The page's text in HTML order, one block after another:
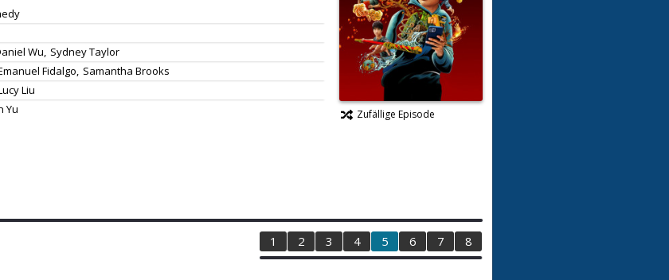
Wu, Sydney Taylor
Fidalgo, Samantha Brooks
Liu
Yu Zufällige Episode
1 2 3 4 5 6 7
8